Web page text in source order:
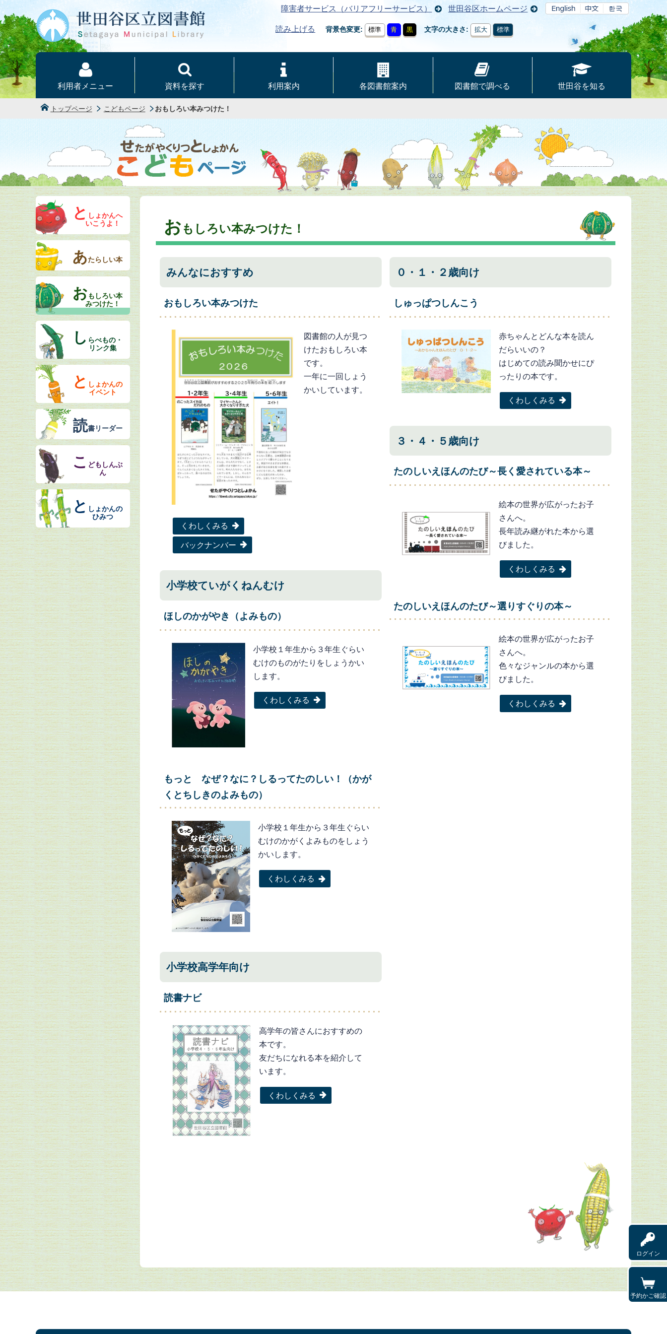
本文へ
障害者サービス（バリアフリーサービス） 世田谷区ホームページ
読み上げる 背景色変更 標準 青 黒 文字の大きさ 拡大 標準
ログイン
予約かご確認
利用者メニュー 資料を探す 利用案内 各図書館案内 図書館で調べる 世田谷を知る
トップページ こどもページ おもしろい本みつけた！
おもしろい本みつけた！
みんなにおすすめ
おもしろい本みつけた
図書館の人が見つ
けたおもしろい本
です。
一年に一回しょう
かいしています。
くわしくみる
バックナンバー
小学校ていがくねんむけ
ほしのかがやき（よみもの）
小学校１年生から３年生ぐらい
むけのものがたりをしょうかい
します。
くわしくみる
もっと なぜ？なに？しるってたのしい！（かが
くとちしきのよみもの）
小学校１年生から３年生ぐらい
むけのかがくよみものをしょう
かいします。
くわしくみる
小学校高学年向け
読書ナビ
高学年の皆さんにおすすめの
本です。
友だちになれる本を紹介して
います。
くわしくみる
０・１・２歳向け
しゅっぱつしんこう
赤ちゃんとどんな本を読ん
だらいいの？
はじめての読み聞かせにぴ
ったりの本です。
くわしくみる
３・４・５歳向け
たのしいえほんのたび～長く愛されている本～
絵本の世界が広がったお子
さんへ。
長年読み継がれた本から選
びました。
くわしくみる
たのしいえほんのたび～選りすぐりの本～
絵本の世界が広がったお子
さんへ。
色々なジャンルの本から選
びました。
くわしくみる
と しょかんへ
いこうよ！
あたらしい本
おもしろい本
みつけた！
し らべもの・
リンク集
と しょかんの
イベント
読書リーダー
こ どもしんぶ
ん
と しょかんの
ひみつ